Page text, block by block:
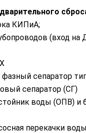
КИПиА;
(вход
сепаратор
сепаратор (СГ)
воды (ОПВ) и
перекачки воды